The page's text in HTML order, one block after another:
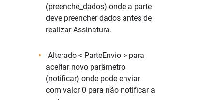
(preenche_dados) onde a parte
deve preencher dados antes de
realizar Assinatura.
Alterado < ParteEnvio > para
aceitar novo parâmetro
(notificar) onde pode enviar
com valor 0 para não notificar a